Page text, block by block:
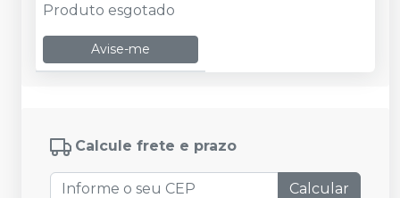
Produto esgotado
Avise-me
Calcule frete e prazo
Calcular